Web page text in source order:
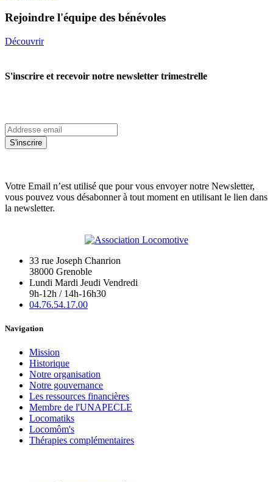
Rejoindre l'équipe des bénévoles
Découvrir
S'inscrire et recevoir notre newsletter trimestrelle
S'inscrire
Votre Email n’est utilisé que pour vous envoyer notre Newsletter,
vous pouvez vous désabonner à tout moment en utilisant le lien dans
la newsletter.
33 rue Joseph Chanrion
38000 Grenoble
Lundi Mardi Jeudi Vendredi
9h-12h / 14h-16h30
04.76.54.17.00
Navigation
Mission
Historique
Notre organisation
Notre gouvernance
Les ressources financières
Membre de l'UNAPECLE
Locomatiks
Locomôm's
Thérapies complémentaires